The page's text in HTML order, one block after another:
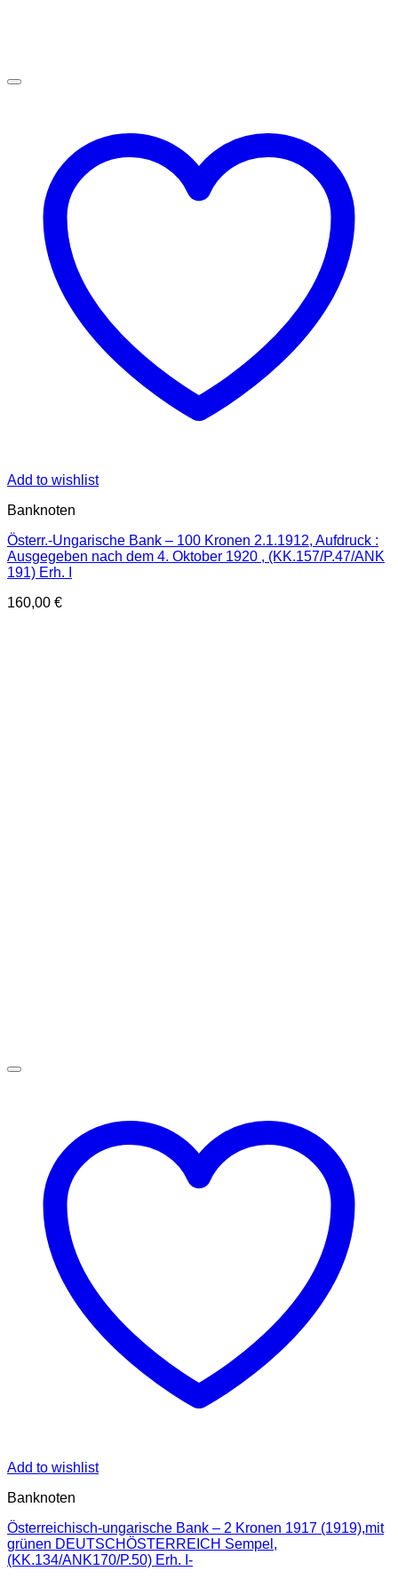
Add to wishlist
Banknoten
Österr.-Ungarische Bank – 100 Kronen 2.1.1912, Aufdruck :
Ausgegeben nach dem 4. Oktober 1920 , (KK.157/P.47/ANK
191) Erh. I
160,00 €
Add to wishlist
Banknoten
Österreichisch-ungarische Bank – 2 Kronen 1917 (1919),mit
grünen DEUTSCHÖSTERREICH Sempel,
(KK.134/ANK170/P.50) Erh. I-